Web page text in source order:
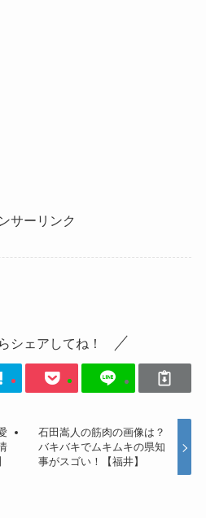
サーリンク
シェアしてね！
石田嵩人の筋肉の画像は？
バキバキでムキムキの県知
事がスゴい！【福井】